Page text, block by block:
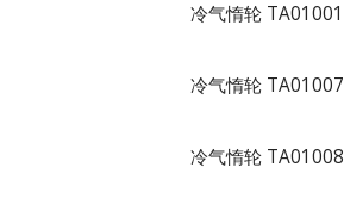
冷气惰轮 TA01001
冷气惰轮 TA01007
冷气惰轮 TA01008